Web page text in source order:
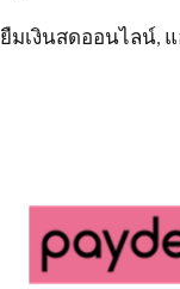
ยืมเงินสดออนไลน์,